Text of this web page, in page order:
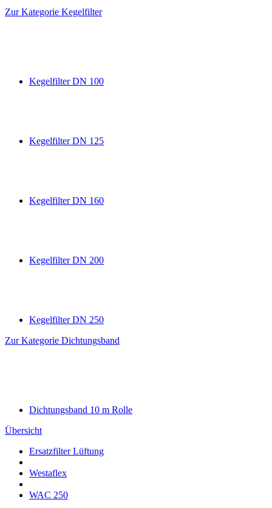
Zur Kategorie Kegelfilter
Kegelfilter DN 100
Kegelfilter DN 125
Kegelfilter DN 160
Kegelfilter DN 200
Kegelfilter DN 250
Zur Kategorie Dichtungsband
Dichtungsband 10 m Rolle
Übersicht
Ersatzfilter Lüftung
Westaflex
WAC 250